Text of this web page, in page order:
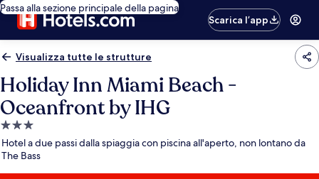
Passa alla sezione principale della pagina
Scarica l’app
Visualizza tutte le strutture
Holiday Inn Miami Beach -
Oceanfront by IHG
Struttura
a
3.0
stelle
Hotel a due passi dalla spiaggia con piscina all'aperto, non lontano da
The Bass